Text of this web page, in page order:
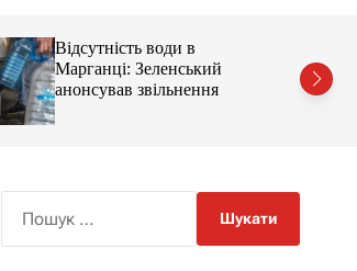
р
о
Відсутність води в
Марганці: Зеленський
анонсував звільнення